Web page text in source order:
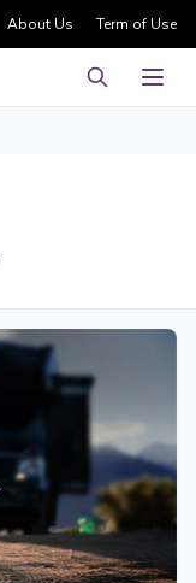
About Us Term of Use
Pencarian